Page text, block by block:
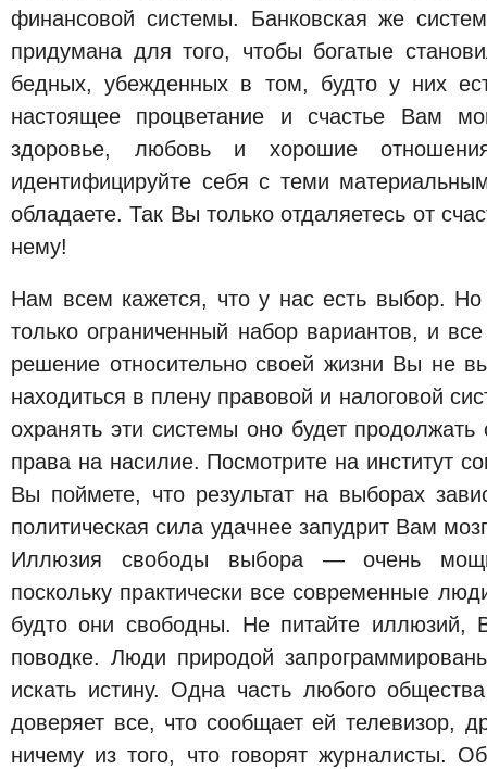
финансовой системы. Банковская же
придумана для того, чтобы богатые
бедных, убежденных в том, будто у них
настоящее процветание и счастье Вам
здоровье, любовь и хорошие
идентифицируйте себя с теми
обладаете. Так Вы только отдаляетесь от
нему!
Нам всем кажется, что у нас есть выбор.
только ограниченный набор вариантов, и
решение относительно своей жизни Вы не
находиться в плену правовой и налоговой
охранять эти системы оно будет
права на насилие. Посмотрите на институт
Вы поймете, что результат на выборах
политическая сила удачнее запудрит Вам
Иллюзия свободы выбора — очень
поскольку практически все современные
будто они свободны. Не питайте иллюзий,
поводке. Люди природой
искать истину. Одна часть любого
доверяет все, что сообщает ей телевизор,
ничему из того, что говорят журналисты.